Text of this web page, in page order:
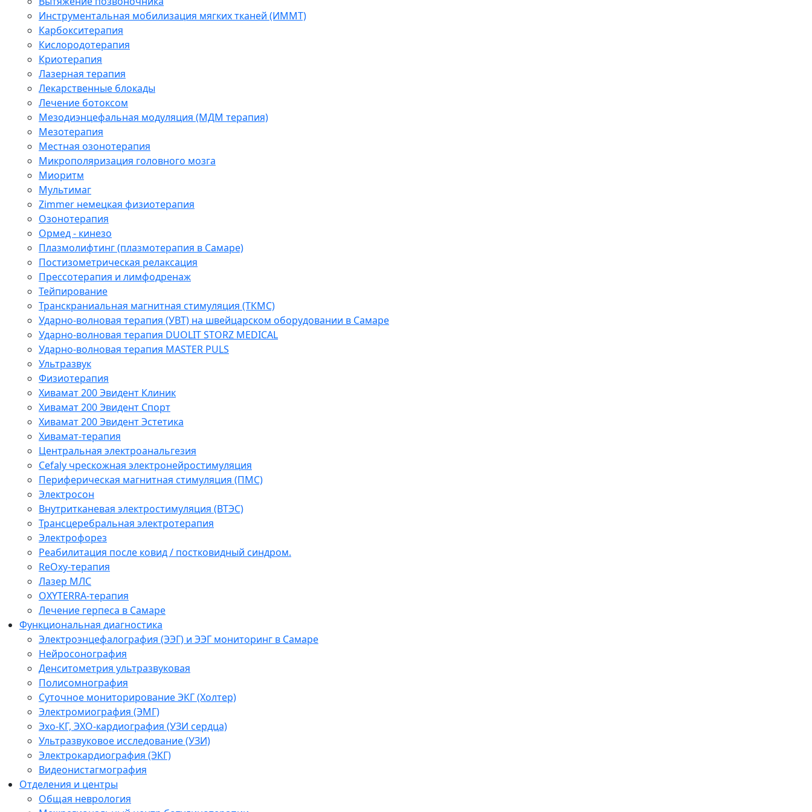
Инструментальная мобилизация мягких тканей (ИММТ)
Карбокситерапия
Кислородотерапия
Криотерапия
Лазерная терапия
Лекарственные блокады
Лечение ботоксом
Мезодиэнцефальная модуляция (МДМ терапия)
Мезотерапия
Местная озонотерапия
Микрополяризация головного мозга
Миоритм
Мультимаг
Zimmer немецкая физиотерапия
Озонотерапия
Ормед - кинезо
Плазмолифтинг (плазмотерапия в Самаре)
Постизометрическая релаксация
Прессотерапия и лимфодренаж
Тейпирование
Транскраниальная магнитная стимуляция (ТКМС)
Ударно-волновая терапия (УВТ) на швейцарском оборудовании в Самаре
Ударно-волновая терапия DUOLIT STORZ MEDICAL
Ударно-волновая терапия MASTER PULS
Ультразвук
Физиотерапия
Хивамат 200 Эвидент Клиник
Хивамат 200 Эвидент Спорт
Хивамат 200 Эвидент Эстетика
Хивамат-терапия
Центральная электроанальгезия
Cefaly чреcкожная электронейростимуляция
Периферическая магнитная стимуляция (ПМС)
Электросон
Внутритканевая электростимуляция (ВТЭС)
Трансцеребральная электротерапия
Электрофорез
Реабилитация после ковид / постковидный синдром.
ReOxy-терапия
Лазер МЛС
OXYTERRA-терапия
Лечение герпеса в Самаре
Функциональная диагностика
Электроэнцефалография (ЭЭГ) и ЭЭГ мониторинг в Самаре
Нейросонография
Денситометрия ультразвуковая
Полисомнография
Суточное мониторирование ЭКГ (Холтер)
Электромиография (ЭМГ)
Эхо-КГ, ЭХО-кардиография (УЗИ сердца)
Ультразвуковое исследование (УЗИ)
Электрокардиография (ЭКГ)
Видеонистагмография
Отделения и центры
Общая неврология